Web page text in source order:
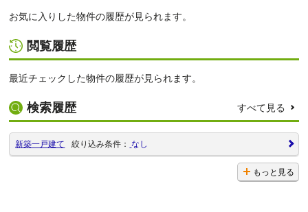
お気に入りした物件の履歴が見られます。
閲覧履歴
最近チェックした物件の履歴が見られます。
検索履歴
新築一戸建て 絞り込み条件： なし
もっと見る
すべて見る